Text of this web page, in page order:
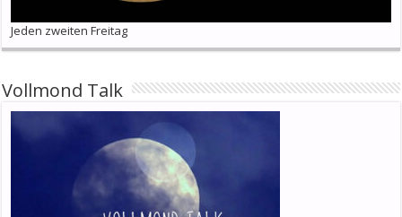
Jeden zweiten Freitag
Vollmond Talk